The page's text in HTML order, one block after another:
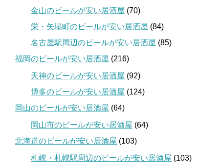
金山のビールが安い居酒屋 (70)
栄・矢場町のビールが安い居酒屋 (84)
名古屋駅周辺のビールが安い居酒屋 (85)
福岡のビールが安い居酒屋 (216)
天神のビールが安い居酒屋 (92)
博多のビールが安い居酒屋 (124)
岡山のビールが安い居酒屋 (64)
岡山市のビールが安い居酒屋 (64)
北海道のビールが安い居酒屋 (103)
札幌・札幌駅周辺のビールが安い居酒屋 (103)